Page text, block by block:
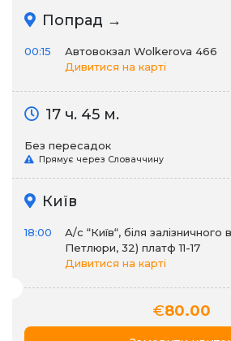
Попрад →
00:15
Автовокзал Wolkerova 466
Дивитися на карті
17 ч. 45 м.
Без пересадок
Прямує через Словаччину
Київ
18:00
А/c “Київ“, біля залізничного
Петлюри, 32) платф 11-17
Дивитися на карті
€80.00